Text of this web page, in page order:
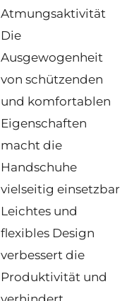
Atmungsaktivität
Die
Ausgewogenheit
von schützenden
und komfortablen
Eigenschaften
macht die
Handschuhe
vielseitig einsetzbar
Leichtes und
flexibles Design
verbessert die
Produktivität und